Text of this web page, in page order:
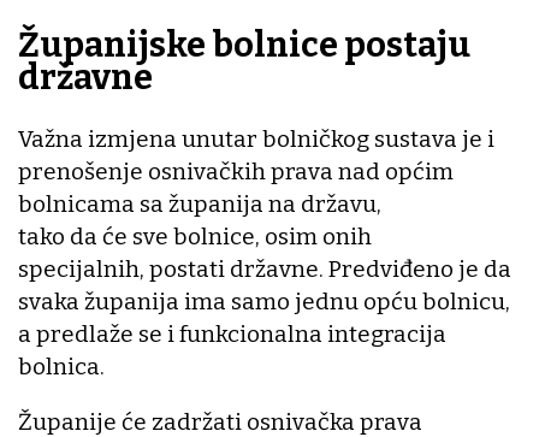
Županijske bolnice postaju
državne
Važna izmjena unutar bolničkog sustava je i
prenošenje osnivačkih prava nad općim
bolnicama sa županija na državu,
tako da će sve bolnice, osim onih
specijalnih, postati državne. Predviđeno je da
svaka županija ima samo jednu opću bolnicu,
a predlaže se i funkcionalna integracija
bolnica.
Županije će zadržati osnivačka prava